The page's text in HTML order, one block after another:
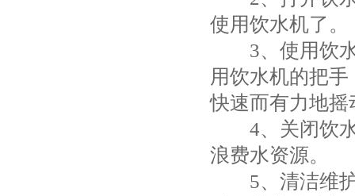
使用饮水机了。
3、使用饮水
用饮水机的把
快速而有力地
4、关闭饮水
浪费水资源。
5、清洁维护